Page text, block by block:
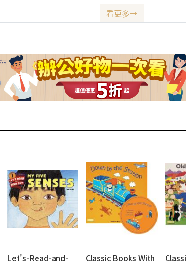
看更多→
Let's-Read-and- Classic Books With